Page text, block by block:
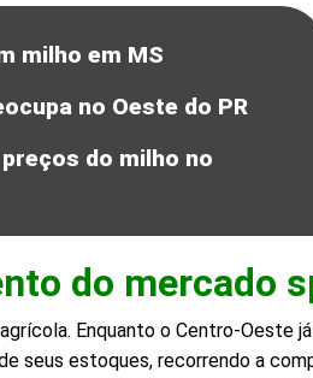
milho em MS
no Oeste do PR
do milho no
do mercado
Enquanto o Centro-Oeste
seus estoques, recorrendo a